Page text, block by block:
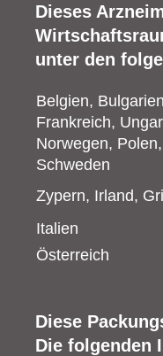
Dieses
unter den
Belgien,
Frankreich,
Norwegen,
Schweden
Zypern, Irland,
Italien
Österreich
Diese
Die folgenden